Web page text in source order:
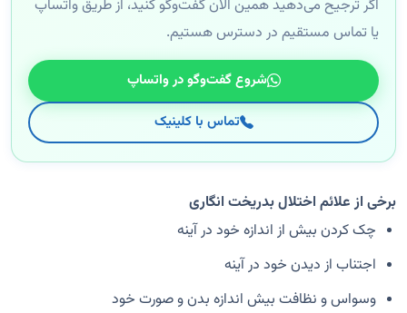
اگر ترجیح می‌دهید همین الان گفت‌وگو کنید، از طریق واتساپ
یا تماس مستقیم در دسترس هستیم.
شروع گفت‌وگو در واتساپ
تماس با کلینیک
برخی از علائم اختلال بدریخت انگاری
چک کردن بیش از اندازه خود در آینه
اجتناب از دیدن خود در آینه
وسواس و نظافت بیش اندازه بدن و صورت خود